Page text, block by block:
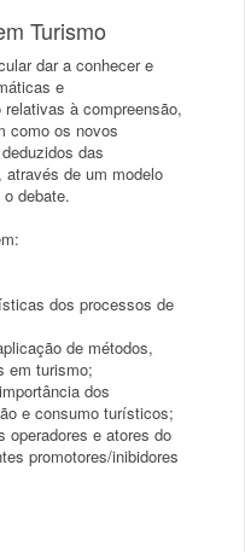
Turismo
dar a conhecer e
e
à compreensão,
como os novos
das
de um modelo
debate.
dos processos de
de métodos,
em turismo;
dos
e consumo turísticos;
operadores e atores do
promotores/inibidores